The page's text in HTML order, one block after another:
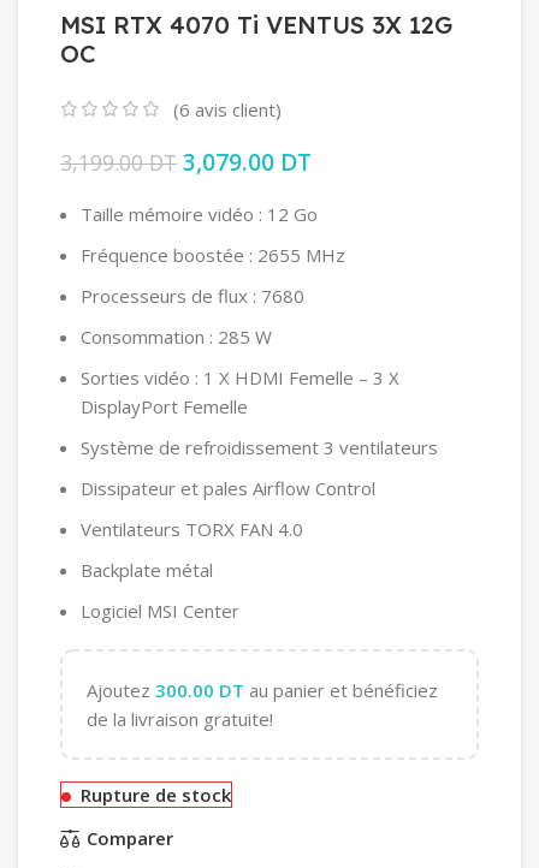
MSI RTX 4070 Ti VENTUS 3X 12G
OC
(6 avis client)
3,199.00DT Le prix initial était : 3,199.00 DT.
3,079.00 DT
Taille mémoire vidéo : 12 Go
Fréquence boostée : 2655 MHz
Processeurs de flux : 7680
Consommation : 285 W
Sorties vidéo : 1 X HDMI Femelle – 3 X
DisplayPort Femelle
Système de refroidissement 3 ventilateurs
Dissipateur et pales Airflow Control
Ventilateurs TORX FAN 4.0
Backplate métal
Logiciel MSI Center
Ajoutez 300.00 DT au panier et bénéficiez
de la livraison gratuite!
Rupture de stock
Comparer